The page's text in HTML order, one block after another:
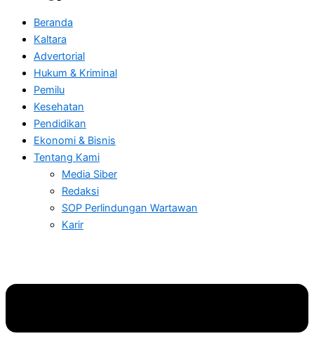
Beranda
Kaltara
Advertorial
Hukum & Kriminal
Pemilu
Kesehatan
Pendidikan
Ekonomi & Bisnis
Tentang Kami
Media Siber
Redaksi
SOP Perlindungan Wartawan
Karir